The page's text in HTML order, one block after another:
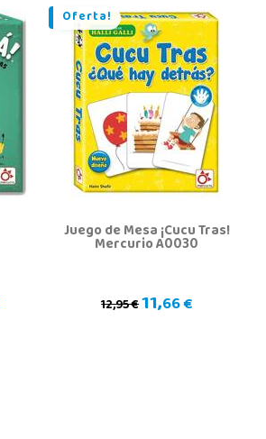
Oferta!
Juego de Mesa ¡Cucu Tras!
Mercurio A0030
12,95 €11,66 €